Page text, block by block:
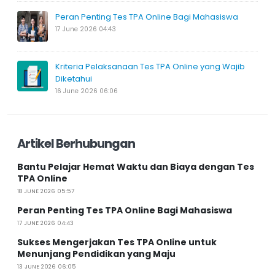
Peran Penting Tes TPA Online Bagi Mahasiswa
17 June 2026 04:43
Kriteria Pelaksanaan Tes TPA Online yang Wajib
Diketahui
16 June 2026 06:06
Artikel Berhubungan
Bantu Pelajar Hemat Waktu dan Biaya dengan Tes
TPA Online
18 JUNE 2026 05:57
Peran Penting Tes TPA Online Bagi Mahasiswa
17 JUNE 2026 04:43
Sukses Mengerjakan Tes TPA Online untuk
Menunjang Pendidikan yang Maju
13 JUNE 2026 06:05